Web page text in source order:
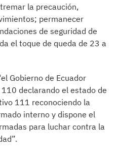
la precaución,
permanecer
de seguridad de
el toque de queda de 23 a
Gobierno de Ecuador
declarando el estado de
111 reconociendo la
interno y dispone el
para luchar contra la